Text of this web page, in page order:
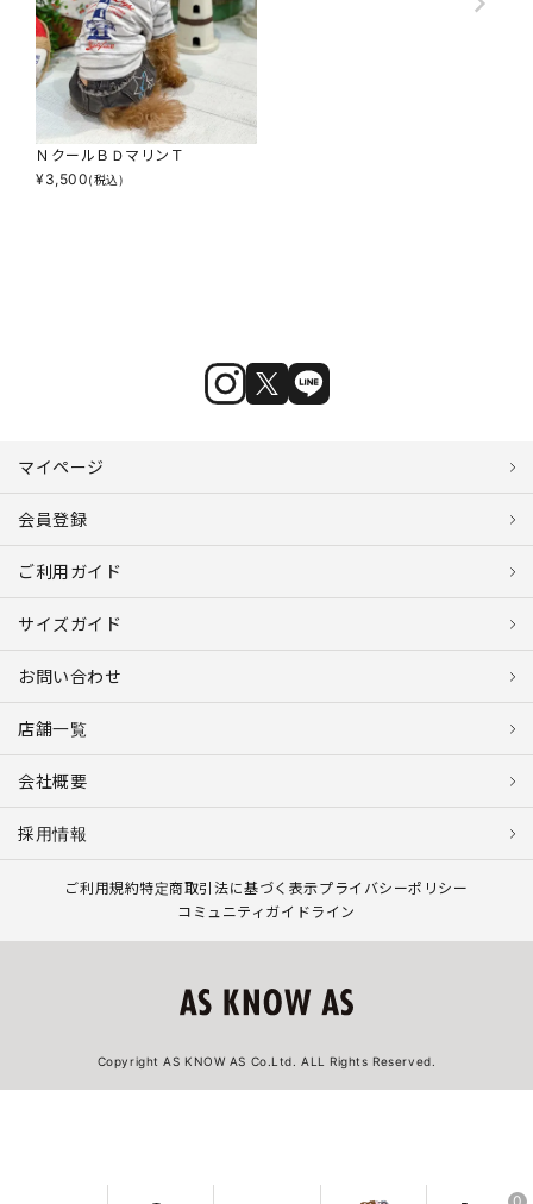
ＮクールＢＤマリンＴ
¥3,500(税込)
マイページ
会員登録
ご利用ガイド
サイズガイド
お問い合わせ
店舗一覧
会社概要
採用情報
ご利用規約特定商取引法に基づく表示プライバシーポリシー
コミュニティガイドライン
Copyright AS KNOW AS Co.Ltd. ALL Rights Reserved.